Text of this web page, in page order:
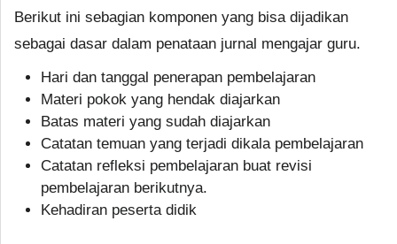
Berikut ini sebagian komponen yang bisa dijadikan
sebagai dasar dalam penataan jurnal mengajar guru.
Hari dan tanggal penerapan pembelajaran
Materi pokok yang hendak diajarkan
Batas materi yang sudah diajarkan
Catatan temuan yang terjadi dikala pembelajaran
Catatan refleksi pembelajaran buat revisi
pembelajaran berikutnya.
Kehadiran peserta didik